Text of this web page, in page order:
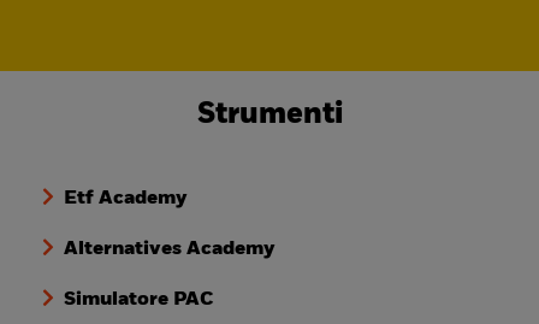
Strumenti
Etf Academy
Alternatives Academy
Simulatore PAC